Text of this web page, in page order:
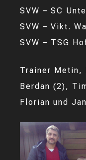
SVW – SC
SVW – Vikt.
SVW – TSG
Trainer Metin,
Berdan (2),
Florian und